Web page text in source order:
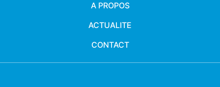
A PROPOS
ACTUALITE
CONTACT